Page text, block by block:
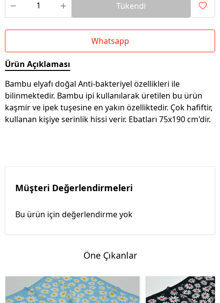
Tükendi
Whatsapp
Ürün Açıklaması
Bambu elyafı doğal Anti-bakteriyel özellikleri ile
bilinmektedir. Bambu ipi kullanılarak üretilen bu ürün
kaşmir ve ipek tuşesine en yakın özelliktedir. Çok hafiftir,
kullanan kişiye serinlik hissi verir. Ebatları 75x190 cm'dir.
Müşteri Değerlendirmeleri
Bu ürün için değerlendirme yok
Öne Çıkanlar